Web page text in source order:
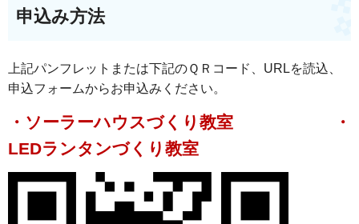
申込み方法
上記パンフレットまたは下記のＱＲコード、URLを読込、
申込フォームからお申込みください。
・ソーラーハウスづくり教室 ・
LEDランタンづくり教室